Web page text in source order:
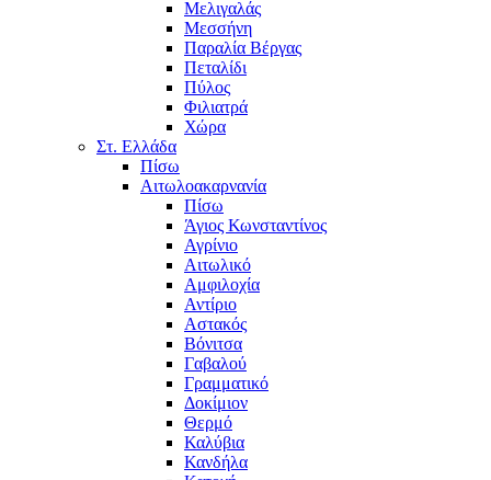
Μελιγαλάς
Μεσσήνη
Παραλία Βέργας
Πεταλίδι
Πύλος
Φιλιατρά
Χώρα
Στ. Ελλάδα
Πίσω
Αιτωλοακαρνανία
Πίσω
Άγιος Κωνσταντίνος
Αγρίνιο
Αιτωλικό
Αμφιλοχία
Αντίριο
Αστακός
Βόνιτσα
Γαβαλού
Γραμματικό
Δοκίμιον
Θερμό
Καλύβια
Κανδήλα